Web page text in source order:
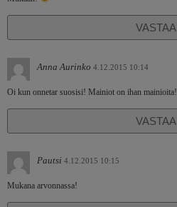
VASTAA
Anna Aurinko 4.12.2015 10:14
Oi kun onnetar suosisi! Mainiot on ihan mainioita!
VASTAA
Pautsi 4.12.2015 10:15
Mukana arvonnassa!